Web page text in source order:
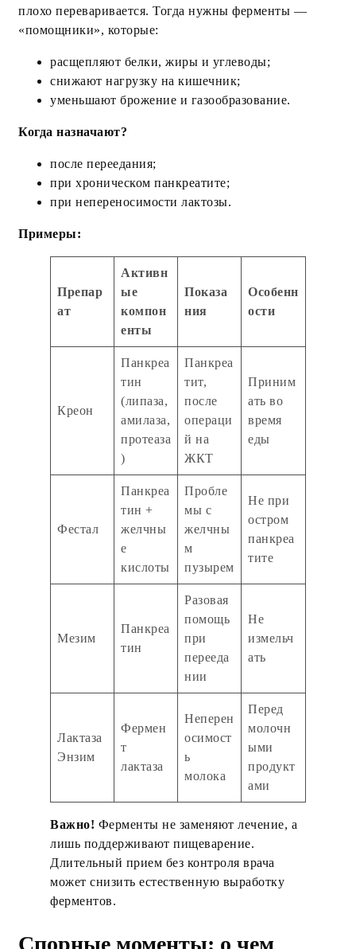
плохо переваривается. Тогда нужны ферменты —
«помощники», которые:
расщепляют белки, жиры и углеводы;
снижают нагрузку на кишечник;
уменьшают брожение и газообразование.
Когда назначают?
после переедания;
при хроническом панкреатите;
при непереносимости лактозы.
Примеры:
Препар
ат
Активн
ые
компон
енты
Показа
ния
Особенн
ости
Креон
Панкреа
тин
(липаза,
амилаза,
протеаза
)
Панкреа
тит,
после
операци
й на
ЖКТ
Приним
ать во
время
еды
Фестал
Панкреа
тин +
желчны
е
кислоты
Пробле
мы с
желчны
м
пузырем
Не при
остром
панкреа
тите
Мезим
Панкреа
тин
Разовая
помощь
при
перееда
нии
Не
измельч
ать
Лактаза
Энзим
Фермен
т
лактаза
Неперен
осимост
ь
молока
Перед
молочн
ыми
продукт
ами
Важно! Ферменты не заменяют лечение, а
лишь поддерживают пищеварение.
Длительный прием без контроля врача
может снизить естественную выработку
ферментов.
Спорные моменты: о чем